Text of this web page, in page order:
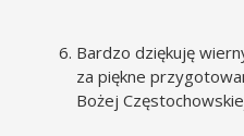
Bardzo dziękuję
za piękne
Bożej